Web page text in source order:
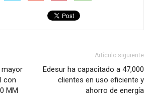
con
MM
Artículo siguiente
Edesur ha capacitado a 47,000
clientes en uso eficiente y
ahorro de energía